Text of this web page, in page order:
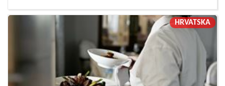
HRVATSKA